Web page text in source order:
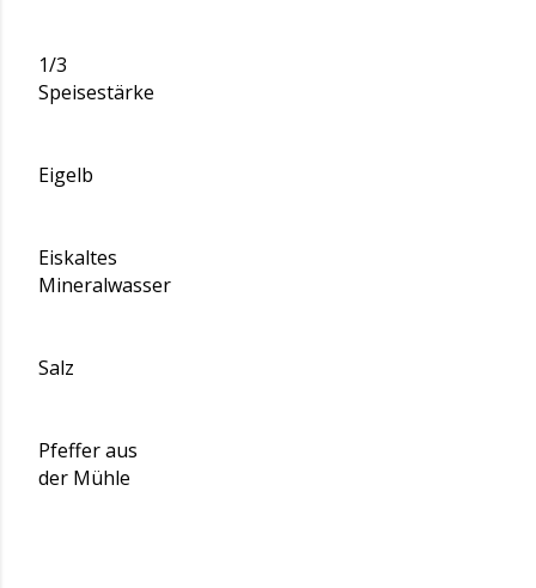
1/3
Speisestärke
Eigelb
Eiskaltes
Mineralwasser
Salz
Pfeffer aus
der Mühle